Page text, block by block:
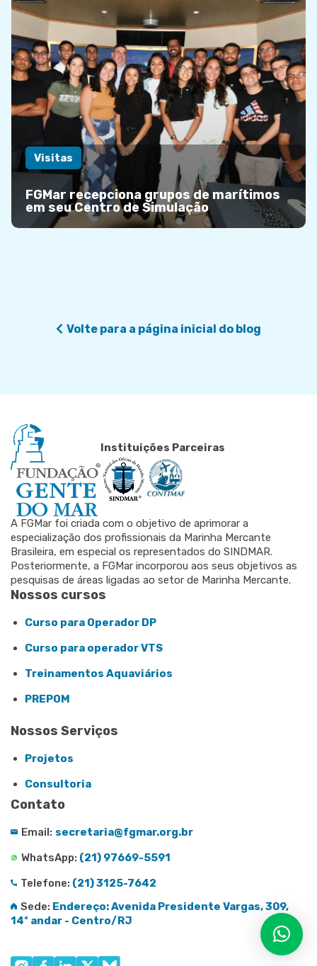
Visitas
FGMar recepciona grupos de marítimos
em seu Centro de Simulação
Volte para a página inicial do blog
Instituições Parceiras
A FGMar foi criada com o objetivo de aprimorar a
especialização dos profissionais da Marinha Mercante
Brasileira, em especial os representados do SINDMAR.
Posteriormente, a FGMar incorporou aos seus objetivos as
pesquisas de áreas ligadas ao setor de Marinha Mercante.
Nossos cursos
Curso para Operador DP
Curso para operador VTS
Treinamentos Aquaviários
PREPOM
Nossos Serviços
Projetos
Consultoria
Contato
Email: secretaria@fgmar.org.br
WhatsApp: (21) 97669-5591
Telefone: (21) 3125-7642
Sede: Endereço: Avenida Presidente Vargas, 309,
14º andar - Centro/RJ